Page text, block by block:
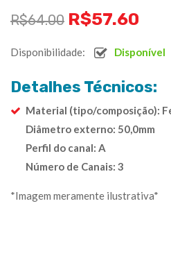
R$64.00 R$57.60
Disponibilidade: Disponível
Detalhes Técnicos:
Material (tipo/composição):
Diâmetro externo: 50,0mm
Perfil do canal: A
Número de Canais: 3
*Imagem meramente ilustrativa*